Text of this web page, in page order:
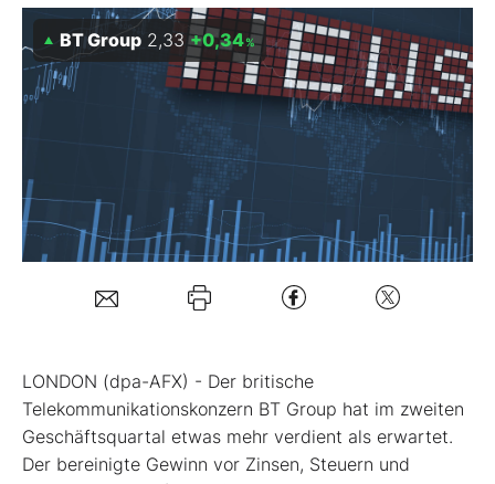
BO-Musterdepots
Experten
Mein Konto
BT Group 2,33 +0,34%
LONDON (dpa-AFX) - Der britische
Telekommunikationskonzern BT Group hat im zweiten
Geschäftsquartal etwas mehr verdient als erwartet.
Der bereinigte Gewinn vor Zinsen, Steuern und